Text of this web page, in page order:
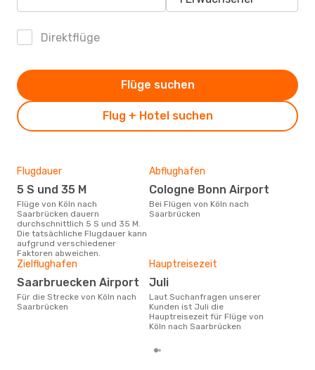
Direktflüge
Flug + Hotel suchen
Flüge suchen
Flugdauer
5 S und 35 M
Flüge von Köln nach
Saarbrücken dauern
durchschnittlich 5 S und 35 M.
Die tatsächliche Flugdauer kann
aufgrund verschiedener
Faktoren abweichen.
Abflughafen
Cologne Bonn Airport
Bei Flügen von Köln nach
Saarbrücken
Zielflughafen
Saarbruecken Airport
Für die Strecke von Köln nach
Saarbrücken
Hauptreisezeit
Juli
Laut Suchanfragen unserer
Kunden ist Juli die
Hauptreisezeit für Flüge von
Köln nach Saarbrücken